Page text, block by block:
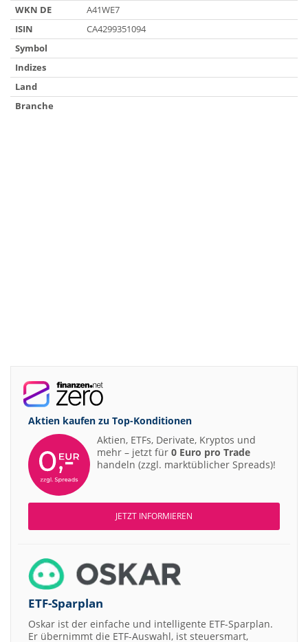
WKN DE
A41WE7
ISIN
CA4299351094
Symbol
Indizes
Land
Branche
Aktien kaufen zu Top-Konditionen
Aktien, ETFs, Derivate, Kryptos und
mehr – jetzt für 0 Euro pro Trade
handeln (zzgl. marktüblicher Spreads)!
JETZT INFORMIEREN
ETF-Sparplan
Oskar ist der einfache und intelligente ETF-Sparplan.
Er übernimmt die ETF-Auswahl, ist steuersmart,